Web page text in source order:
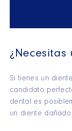
¿Necesitas
Si tienes un
candidato
dental es
un diente dañado.